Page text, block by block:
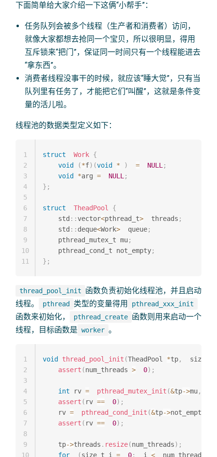
下面简单给大家介绍一下这俩“小帮手”：
任务队列会被多个线程（生产者和消费者）访问，
就像大家都想去抢同一个宝贝，所以很明显，得用
互斥锁来“把门”，保证同一时间只有一个线程能进去
“拿东西”。
消费者线程没事干的时候，就应该“睡大觉”，只有当
队列里有任务了，才能把它们“叫醒”，这就是条件变
量的活儿啦。
线程池的数据类型定义如下：
struct Work {
void
(*f) (void * ) = NULL ;
void
*arg = NULL ;
} ;
struct TheadPool
{
    std
::vector<pthread_t>
  threads
;
    std
:: deque<Work>
  queue
;
    pthread_mutex_t mu
;
    pthread_cond_t not_empty
;
} ;
1
2
3
4
5
6
7
8
9
10
11
thread_pool_init
函数负责初始化线程池，并且启动
线程。
pthread 类型的变量得用 pthread_xxx_init
函数来初始化， pthread_create 函数则用来启动一个
线程，目标函数是 worker 。
void thread_pool_init (TheadPool *tp,
size_t
assert (num_threads > 0) ;
int rv = pthread_mutex_init (&tp->mu,
assert ( rv == 0) ;
    rv
= pthread_cond_init (&tp->not_empty
assert ( rv == 0) ;
    tp
->threads . resize(num_threads) ;
for
(size_t i = 0;
  i
<
  num_threads
1
2
3
4
5
6
7
8
9
10